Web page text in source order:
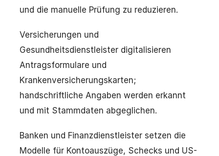
und die manuelle Prüfung zu reduzieren.
Versicherungen und
Gesundheitsdienstleister digitalisieren
Antragsformulare und
Krankenversicherungskarten;
handschriftliche Angaben werden erkannt
und mit Stammdaten abgeglichen.
Banken und Finanzdienstleister setzen die
Modelle für Kontoauszüge, Schecks und US-